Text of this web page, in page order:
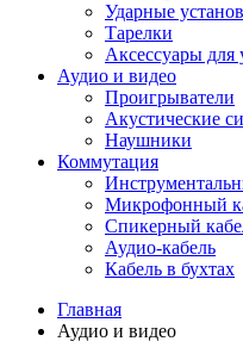
Ударные
Тарелки
Аксессуары для
Аудио и видео
Проигрыватели
Акустические
Наушники
Коммутация
Микрофонный
Спикерный
Аудио-кабель
Кабель в бухтах
Главная
Аудио и видео